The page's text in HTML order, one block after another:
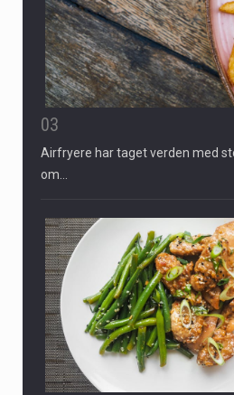
03
Airfryere har taget verden med
om…